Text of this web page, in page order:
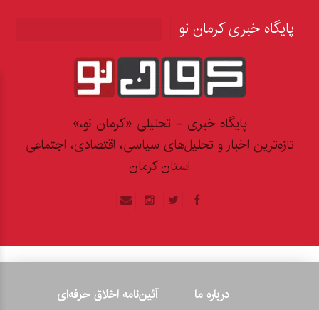
پایگاه خبری کرمان نو
پایگاه خبری - تحلیلی «کرمان نو،»
تازه‌ترین اخبار و تحلیل‌های سیاسی، اقتصادی، اجتماعی
استان کرمان
درباره ما
آئین‌نامه اخلاق حرفه‌ای